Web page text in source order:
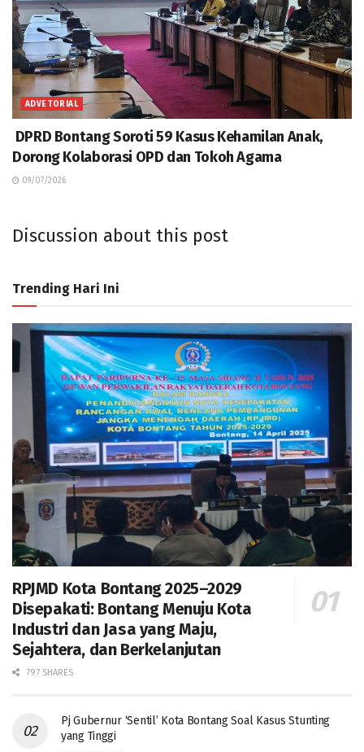
ADVETORIAL
DPRD Bontang Soroti 59 Kasus Kehamilan Anak,
Dorong Kolaborasi OPD dan Tokoh Agama
09/07/2026
Discussion about this post
Trending Hari Ini
RPJMD Kota Bontang 2025–2029
Disepakati: Bontang Menuju Kota
Industri dan Jasa yang Maju,
Sejahtera, dan Berkelanjutan
797 SHARES
Pj Gubernur ‘Sentil’ Kota Bontang Soal Kasus Stunting
yang Tinggi